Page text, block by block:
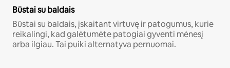
Būstai su baldais
Būstai su baldais, įskaitant virtuvę ir patogumus, kurie
reikalingi, kad galėtumėte patogiai gyventi mėnesį
arba ilgiau. Tai puiki alternatyva pernuomai.